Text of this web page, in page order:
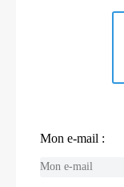
Mon e-mail :